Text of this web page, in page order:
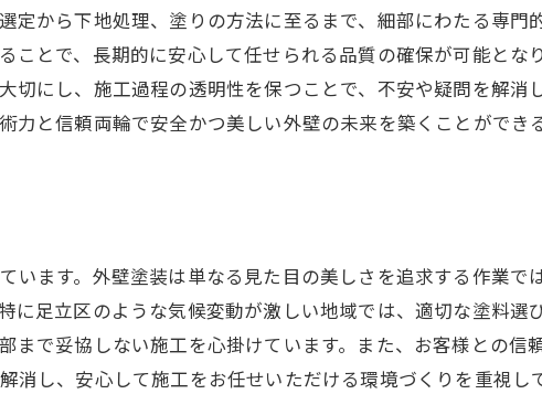
から下地処理、塗りの方法に至るまで、細部にわたる専門
とで、長期的に安心して任せられる品質の確保が可能とな
にし、施工過程の透明性を保つことで、不安や疑問を解消
と信頼両輪で安全かつ美しい外壁の未来を築くことができる
ます。外壁塗装は単なる見た目の美しさを追求する作業で
に足立区のような気候変動が激しい地域では、適切な塗料選
で妥協しない施工を心掛けています。また、お客様との信
し、安心して施工をお任せいただける環境づくりを重視し